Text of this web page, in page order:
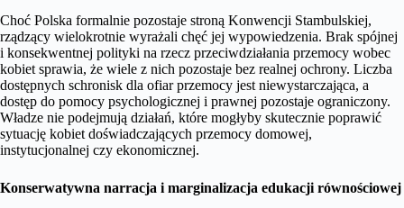
Choć Polska formalnie pozostaje stroną Konwencji Stambulskiej,
rządzący wielokrotnie wyrażali chęć jej wypowiedzenia. Brak spójnej
i konsekwentnej polityki na rzecz przeciwdziałania przemocy wobec
kobiet sprawia, że wiele z nich pozostaje bez realnej ochrony. Liczba
dostępnych schronisk dla ofiar przemocy jest niewystarczająca, a
dostęp do pomocy psychologicznej i prawnej pozostaje ograniczony.
Władze nie podejmują działań, które mogłyby skutecznie poprawić
sytuację kobiet doświadczających przemocy domowej,
instytucjonalnej czy ekonomicznej.
Konserwatywna narracja i marginalizacja edukacji równościowej